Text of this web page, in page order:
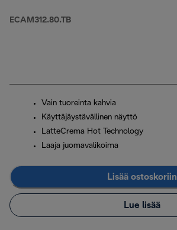
ECAM312.80.TB
Vain tuoreinta kahvia
Käyttäjäystävällinen näyttö
LatteCrema Hot Technology
Laaja juomavalikoima
Lisää ostoskoriin
Lue lisää